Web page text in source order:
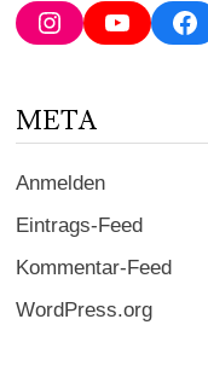
Adresse
ein ...
Instagram
META
Anmelden
Eintrags-Feed
Kommentar-Feed
WordPress.org